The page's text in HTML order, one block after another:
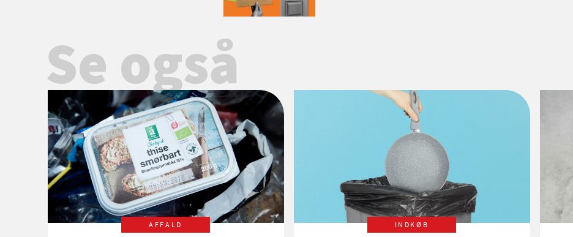
Se også
AFFALD INDKØB